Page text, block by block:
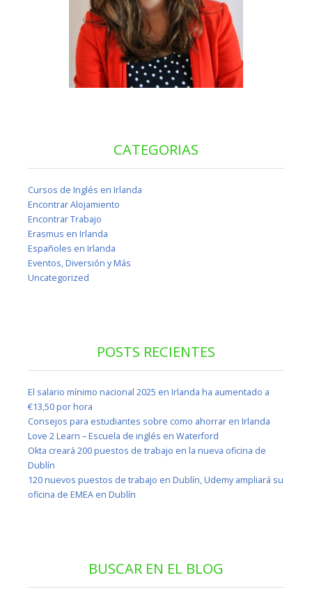
CATEGORIAS
Cursos de Inglés en Irlanda
Encontrar Alojamiento
Encontrar Trabajo
Erasmus en Irlanda
Españoles en Irlanda
Eventos, Diversión y Más
Uncategorized
POSTS RECIENTES
El salario mínimo nacional 2025 en Irlanda ha aumentado a
€13,50 por hora
Consejos para estudiantes sobre como ahorrar en Irlanda
Love 2 Learn – Escuela de inglés en Waterford
Okta creará 200 puestos de trabajo en la nueva oficina de
Dublín
120 nuevos puestos de trabajo en Dublín, Udemy ampliará su
oficina de EMEA en Dublín
BUSCAR EN EL BLOG